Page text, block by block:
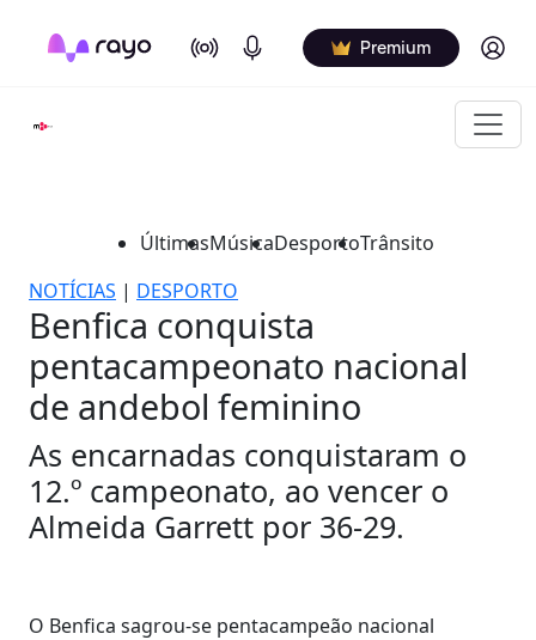
On Air Podcasts Premium Log in
ÚltimasMúsicaDesportoTrânsito
NOTÍCIAS | DESPORTO
Benfica conquista
pentacampeonato nacional
de andebol feminino
As encarnadas conquistaram o
12.º campeonato, ao vencer o
Almeida Garrett por 36-29.
O Benfica sagrou-se pentacampeão nacional